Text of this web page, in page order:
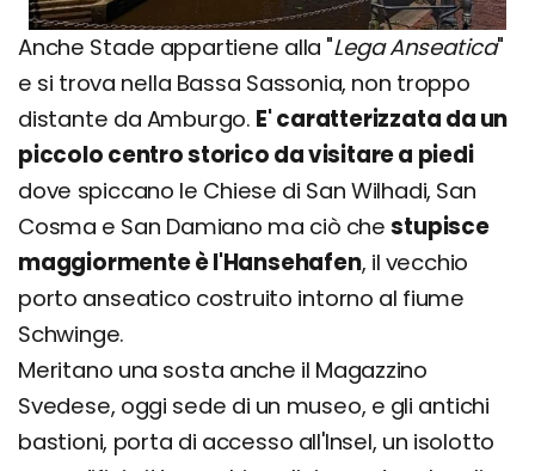
Anche Stade appartiene alla "Lega Anseatica"
e si trova nella Bassa Sassonia, non troppo
distante da Amburgo. E' caratterizzata da un
piccolo centro storico da visitare a piedi
dove spiccano le Chiese di San Wilhadi, San
Cosma e San Damiano ma ciò chestupisce
maggiormente è l'Hansehafen, il vecchio
porto anseatico costruito intorno al fiume
Schwinge.
Meritano una sosta anche il Magazzino
Svedese, oggi sede di un museo, e gli antichi
bastioni, porta di accesso all'Insel, un isolotto